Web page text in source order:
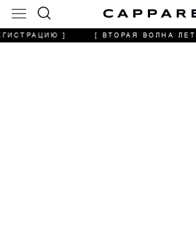
] [ ВТОРАЯ ВОЛНА